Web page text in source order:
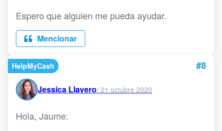
Espero que alguien me pueda ayudar.
Mencionar
HelpMyCash #8
Jessica Llavero/ 21 octubre 2020
Hola, Jaume: